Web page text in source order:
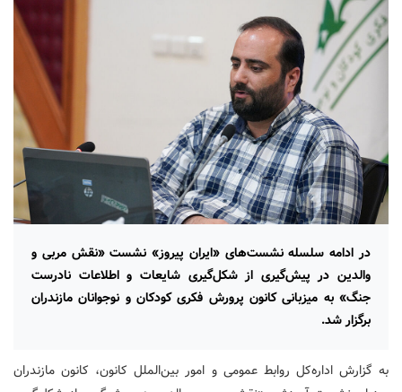
در ادامه سلسله‌ نشست‌های «ایران پیروز» نشست «نقش مربی و
والدین در پیش‌گیری از شکل‌گیری شایعات و اطلاعات نادرست
جنگ» به میزبانی کانون پرورش فکری کودکان و نوجوانان مازندران
برگزار شد.
به گزارش‌ اداره‌کل روابط عمومی و امور بین‌الملل کانون، کانون مازندران